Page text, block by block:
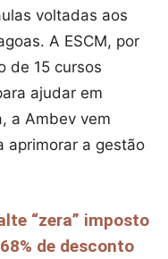
voltadas aos
A ESCM, por
de 15 cursos
ajudar em
a Ambev vem
aprimorar a gestão
“zera” imposto
de desconto